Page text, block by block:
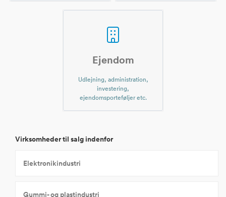
Ejendom
Udlejning, administration,
investering,
ejendomsporteføljer etc.
Virksomheder til salg indenfor
Elektronikindustri
Gummi- og plastindustri